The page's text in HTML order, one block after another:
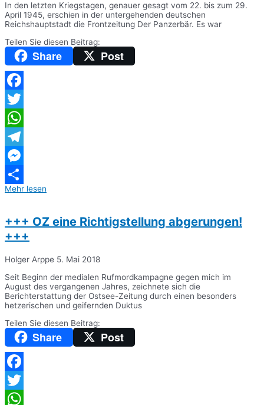
In den letzten Kriegstagen, genauer gesagt vom 22. bis zum 29.
April 1945, erschien in der untergehenden deutschen
Reichshauptstadt die Frontzeitung Der Panzerbär. Es war
Teilen Sie diesen Beitrag:
Share Post
Facebook
Twitter
WhatsApp
Telegram
Messenger
Teilen
Mehr lesen
+++ OZ eine Richtigstellung abgerungen!
+++
Holger Arppe 5. Mai 2018
Seit Beginn der medialen Rufmordkampagne gegen mich im
August des vergangenen Jahres, zeichnete sich die
Berichterstattung der Ostsee-Zeitung durch einen besonders
hetzerischen und geifernden Duktus
Teilen Sie diesen Beitrag:
Share Post
Facebook
Twitter